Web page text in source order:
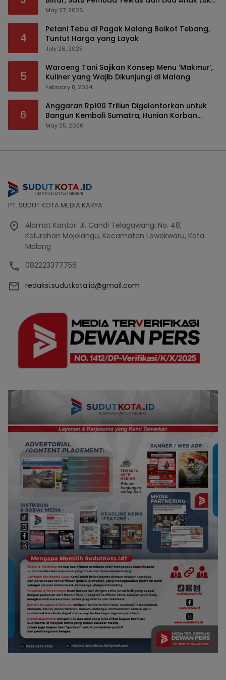
Serius
May 27, 2026
4
Petani Tebu di Pagak Malang Boikot Tebang,
Tuntut Harga yang Layak
July 26, 2025
5
Waroeng Tani Sajikan Konsep Menu ‘Makmur’,
Kuliner yang Wajib Dikunjungi di Malang
February 8, 2024
6
Anggaran Rp100 Triliun Digelontorkan untuk
Bangun Kembali Sumatra, Hunian Korban
Bencana Bakal Difokuskan
May 25, 2026
PT. SUDUT KOTA MEDIA KARYA
Alamat Kantor: Jl. Candi Telagawangi No. 48,
Kelurahan Mojolangu, Kecamatan Lowokwaru, Kota
Malang
082223377756
redaksi.sudutkota.id@gmail.com